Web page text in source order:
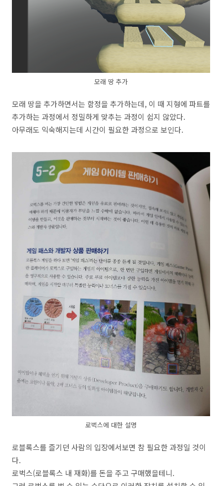
모래 땅 추가
모래 땅을 추가하면서는 함정을 추가하는데, 이 때 지형에 파트를
추가하는 과정에서 정밀하게 맞추는 과정이 쉽지 않았다.
아무래도 익숙해지는데 시간이 필요한 과정으로 보인다.
로벅스에 대한 설명
로블록스를 즐기던 사람의 입장에서보면 참 필요한 과정일 것이
다.
로벅스(로블록스 내 재화)를 돈을 주고 구매했을테니.